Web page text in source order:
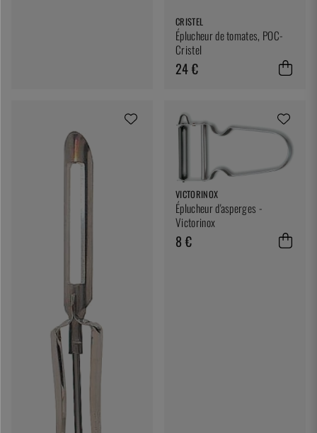
CRISTEL
Éplucheur de tomates, POC-
Cristel
24 €
VICTORINOX
Éplucheur d'asperges -
Victorinox
8 €